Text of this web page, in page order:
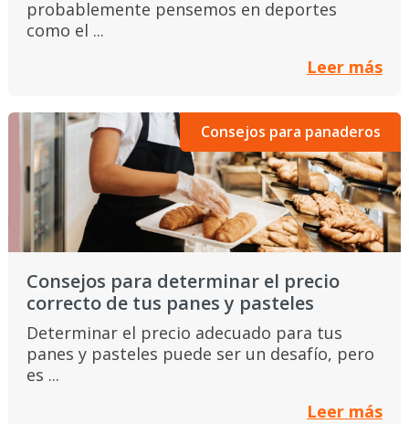
probablemente pensemos en deportes
como el ...
Leer más
Consejos para panaderos
Consejos para determinar el precio
correcto de tus panes y pasteles
Determinar el precio adecuado para tus
panes y pasteles puede ser un desafío, pero
es ...
Leer más